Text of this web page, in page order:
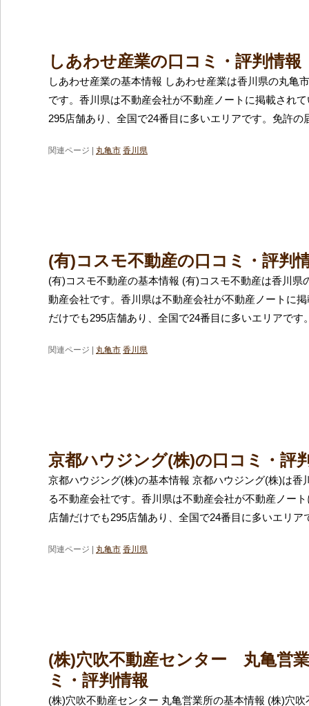
しあわせ産業の口コミ・評判情報
しあわせ産業の基本情報 しあわせ産業は香川県の丸亀
です。香川県は不動産会社が不動産ノートに掲載され
295店舗あり、全国で24番目に多いエリアです。免許の
関連ページ | 丸亀市 香川県
(有)コスモ不動産の口コミ・評判
(有)コスモ不動産の基本情報 (有)コスモ不動産は香川県
動産会社です。香川県は不動産会社が不動産ノートに
だけでも295店舗あり、全国で24番目に多いエリアです
関連ページ | 丸亀市 香川県
京都ハウジング(株)の口コミ・評
京都ハウジング(株)の基本情報 京都ハウジング(株)は香
る不動産会社です。香川県は不動産会社が不動産ノー
店舗だけでも295店舗あり、全国で24番目に多いエリア
関連ページ | 丸亀市 香川県
(株)穴吹不動産センター 丸亀営
ミ・評判情報
(株)穴吹不動産センター 丸亀営業所の基本情報 (株)穴